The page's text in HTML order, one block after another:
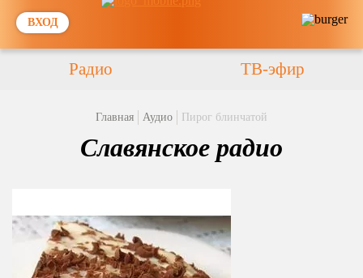
ВХОД
Радио ТВ-эфир
Главная Аудио Пирог блинчатой
Славянское радио